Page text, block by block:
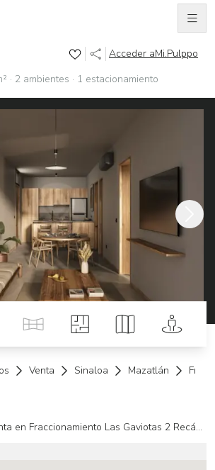
Acceder aMi.Pulppo
· 2 ambientes · 1 estacionamiento
Tour VirtualPlanos Mapa Street
Venta Sinaloa Mazatlán
Departamento en venta en Fraccionamiento Las Gaviotas 2 Recámaras